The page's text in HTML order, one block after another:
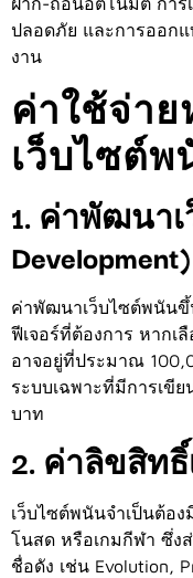
ปลอดภัย และการออกแ
งาน
ค่าใช้จ่าย
เว็บไซต์พ
1. ค่าพัฒนาเ
Development)
ค่าพัฒนาเว็บไซต์พนัน
ฟีเจอร์ที่ต้องการ หากเ
อาจอยู่ที่ประมาณ
ระบบเฉพาะที่มีการเขี
บาท
2. ค่าลิขสิท
เว็บไซต์พนันจำเป็นต้อ
โนสด หรือเกมกีฬา ซึ่ง
ชื่อดัง เช่น Evolution,